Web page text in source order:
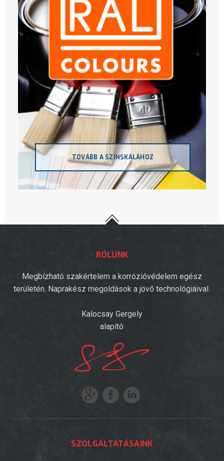
TOVÁBB A SZÍNSKÁLÁHOZ
RÓLUNK
Megbízható szakértelem a korrózióvédelem egész
területén. Naprakész megoldások a jövő technológiáival.
Kalocsay Gergely
alapító
SZOLGÁLTATÁSAINK